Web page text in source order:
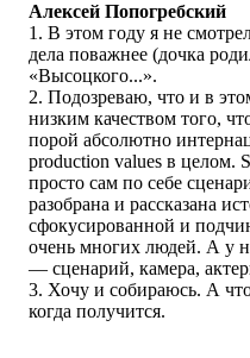
Алексей Попогребский
1. В этом году я не
дела поважнее (дочка
«Высоцкого...».
2. Подозреваю, что и в
низким качеством того,
порой абсолютно
production values в целом.
просто сам по себе
разобрана и рассказана
сфокусированной и
очень многих людей. А у
— сценарий, камера,
3. Хочу и собираюсь. А
когда получится.